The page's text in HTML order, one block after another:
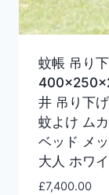
蚊帳 吊り
井 吊り下
蚊よけ ム
ベッド メ
大人 ホワ
£7,400.00